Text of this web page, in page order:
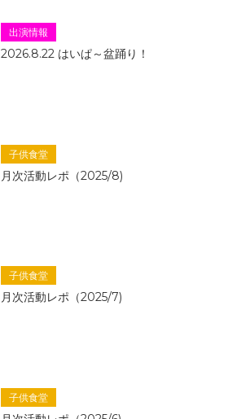
出演情報
2026.8.22 はいぱ～盆踊り！
子供食堂
月次活動レポ（2025/8)
子供食堂
月次活動レポ（2025/7)
子供食堂